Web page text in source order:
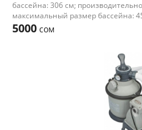
бассейна: 306 см;
максимальный размер бассейна:
5000 сом